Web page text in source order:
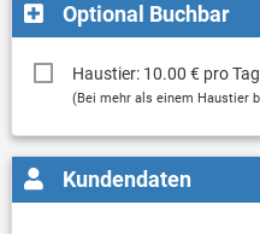
Optional Buchbar
Haustier: 10.00 € pro
(Bei mehr als einem Haustier
Kundendaten